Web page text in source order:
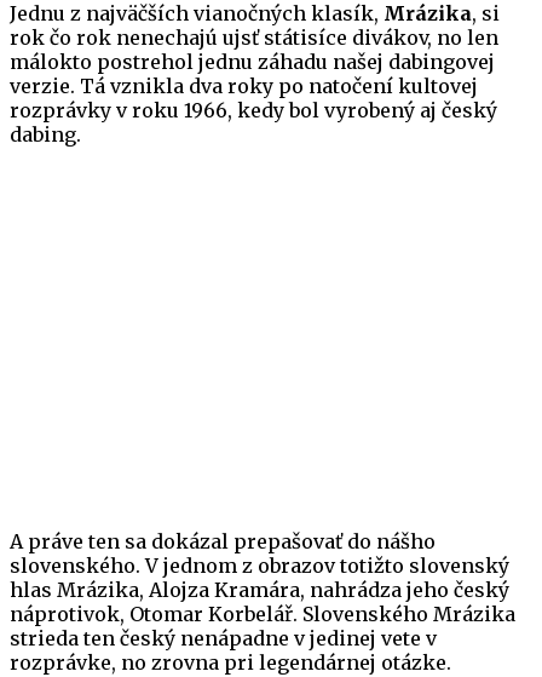
Jednu z najväčších vianočných klasík, Mrázika, si
rok čo rok nenechajú ujsť státisíce divákov, no len
málokto postrehol jednu záhadu našej dabingovej
verzie. Tá vznikla dva roky po natočení kultovej
rozprávky v roku 1966, kedy bol vyrobený aj český
dabing.
A práve ten sa dokázal prepašovať do nášho
slovenského. V jednom z obrazov totižto slovenský
hlas Mrázika, Alojza Kramára, nahrádza jeho český
náprotivok, Otomar Korbelář. Slovenského Mrázika
strieda ten český nenápadne v jedinej vete v
rozprávke, no zrovna pri legendárnej otázke.